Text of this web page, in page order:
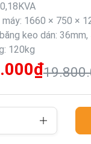
1660 × 750 ×
keo dán:
120kg